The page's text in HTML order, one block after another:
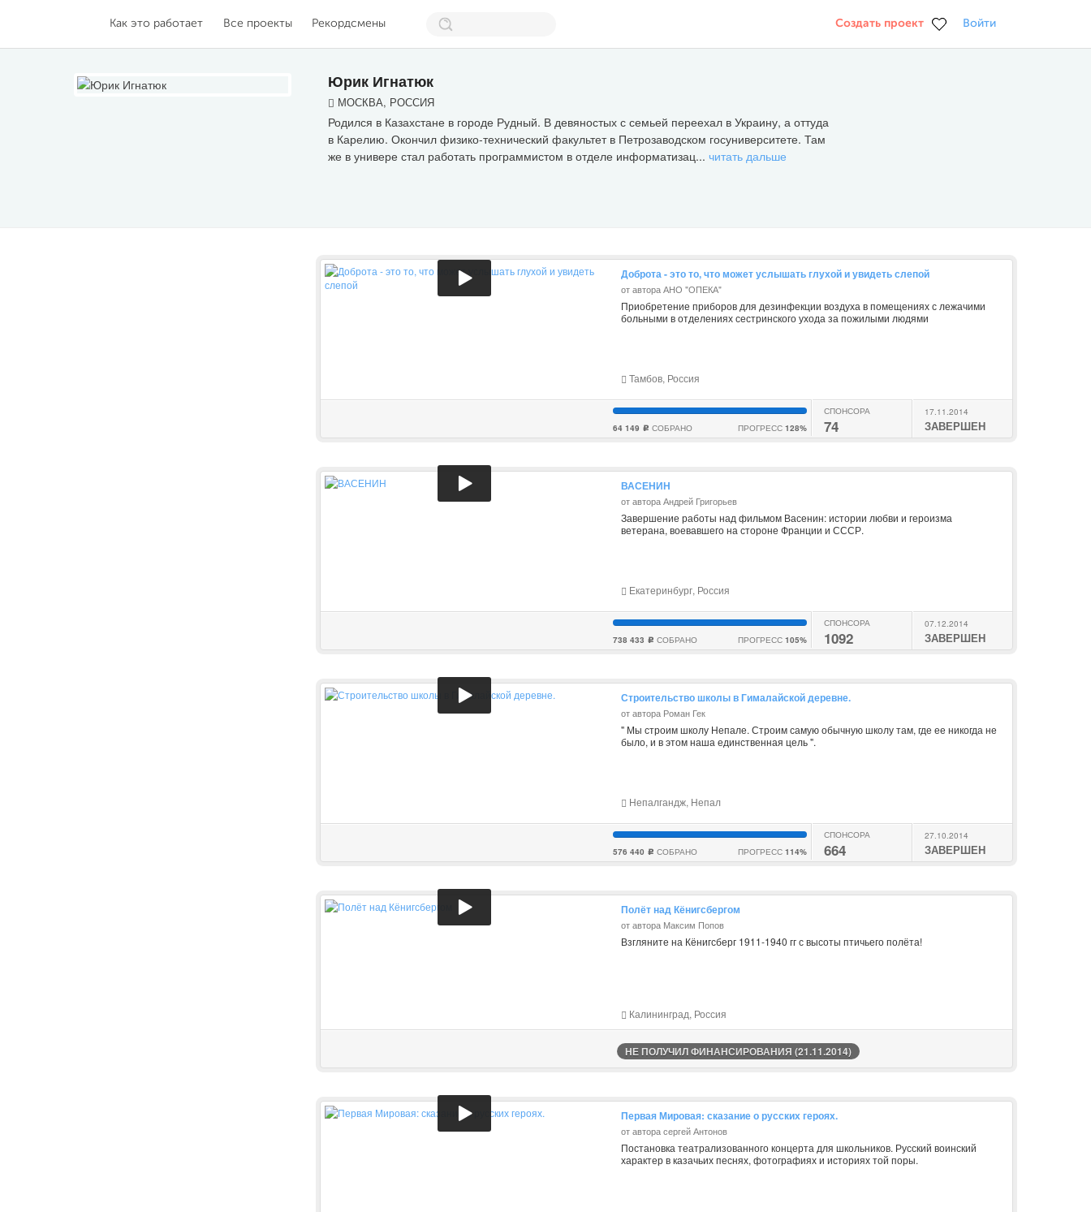
Как это работает Все проекты Рекордсмены Создать проект Войти
Юрик Игнатюк
МОСКВА, РОССИЯ
Родился в Казахстане в городе Рудный. В девяностых с семьей переехал в Украину, а оттуда
в Карелию. Окончил физико-технический факультет в Петрозаводском госуниверситете. Там
же в универе стал работать программистом в отделе информатизац... читать дальше
Доброта - это то, что может услышать глухой и увидеть слепой
от автора АНО "ОПЕКА"
Приобретение приборов для дезинфекции воздуха в помещениях с лежачими
больными в отделениях сестринского ухода за пожилыми людями
Тамбов, Россия
64 149 c СОБРАНО ПРОГРЕСС 128%
СПОНСОРА
74
17.11.2014
ЗАВЕРШЕН
ВАСЕНИН
от автора Андрей Григорьев
Завершение работы над фильмом Васенин: истории любви и героизма
ветерана, воевавшего на стороне Франции и СССР.
Екатеринбург, Россия
738 433 c СОБРАНО ПРОГРЕСС 105%
СПОНСОРА
1092
07.12.2014
ЗАВЕРШЕН
Строительство школы в Гималайской деревне.
от автора Роман Гек
" Мы строим школу Непале. Строим самую обычную школу там, где ее никогда не
было, и в этом наша единственная цель ".
Непалгандж, Непал
576 440 c СОБРАНО ПРОГРЕСС 114%
СПОНСОРА
664
27.10.2014
ЗАВЕРШЕН
Полёт над Кёнигсбергом
от автора Максим Попов
Взгляните на Кёнигсберг 1911-1940 гг с высоты птичьего полёта!
Калининград, Россия
НЕ ПОЛУЧИЛ ФИНАНСИРОВАНИЯ (21.11.2014)
Первая Мировая: сказание о русских героях.
от автора сергей Антонов
Постановка театрализованного концерта для школьников. Русский воинский
характер в казачьих песнях, фотографиях и историях той поры.